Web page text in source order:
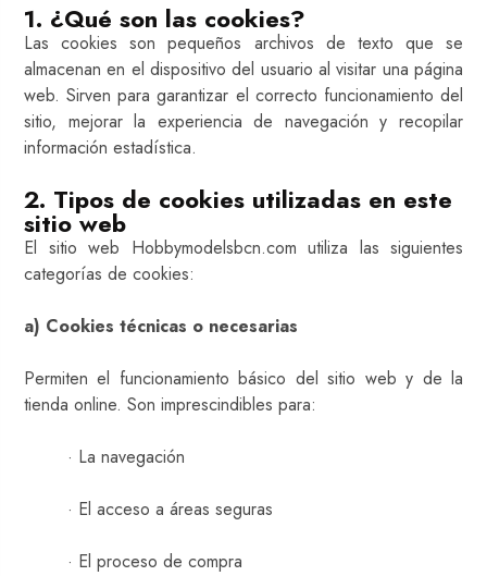
1. ¿Qué son las cookies?
Las cookies son pequeños archivos de texto que se
almacenan en el dispositivo del usuario al visitar una página
web. Sirven para garantizar el correcto funcionamiento del
sitio, mejorar la experiencia de navegación y recopilar
información estadística.
2. Tipos de cookies utilizadas en este
sitio web
El sitio web Hobbymodelsbcn.com utiliza las siguientes
categorías de cookies:
a) Cookies técnicas o necesarias
Permiten el funcionamiento básico del sitio web y de la
tienda online. Son imprescindibles para:
· La navegación
· El acceso a áreas seguras
· El proceso de compra